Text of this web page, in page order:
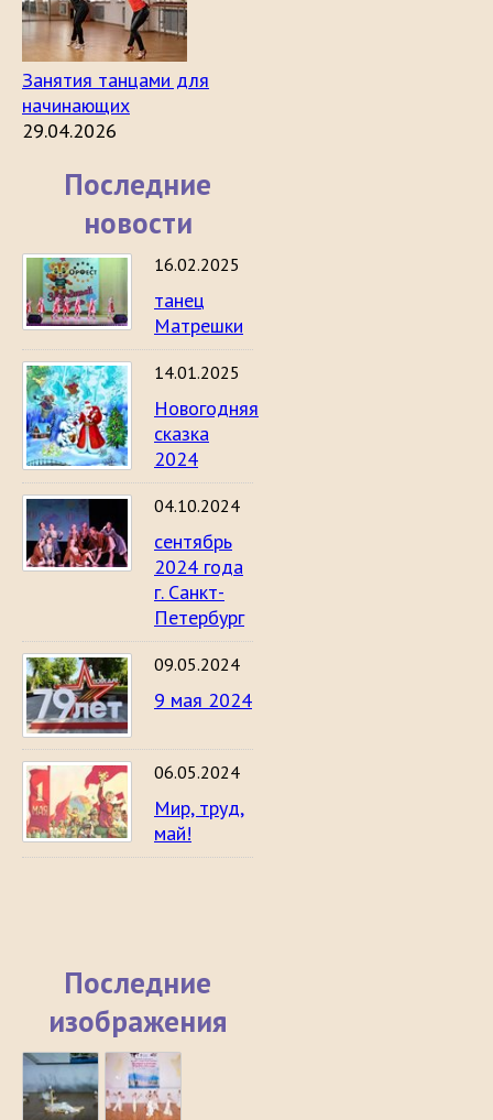
Занятия танцами для
начинающих
29.04.2026
Последние
новости
16.02.2025
танец
Матрешки
14.01.2025
Новогодняя
сказка
2024
04.10.2024
сентябрь
2024 года
г. Санкт-
Петербург
09.05.2024
9 мая 2024
06.05.2024
Мир, труд,
май!
Последние
изображения